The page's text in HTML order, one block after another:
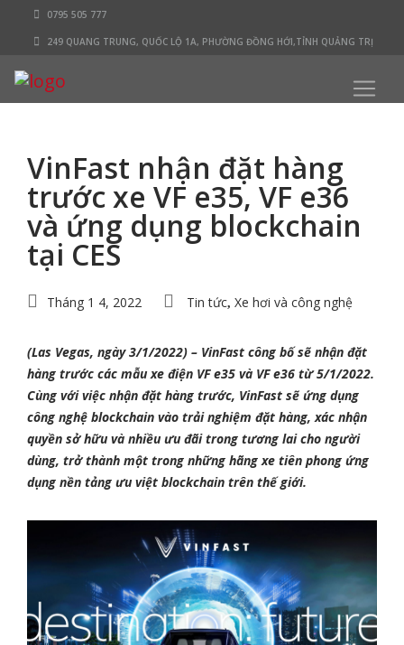
0795 505 777
249 QUANG TRUNG, QUỐC LỘ 1A, PHƯỜNG ĐỒNG HỚI,TỈNH QUẢNG TRỊ
VinFast nhận đặt hàng
trước xe VF e35, VF e36
và ứng dụng blockchain
tại CES
Tháng 1 4, 2022 Tin tức, Xe hơi và công nghệ
(Las Vegas, ngày 3/1/2022) – VinFast công bố sẽ nhận đặt
hàng trước các mẫu xe điện VF e35 và VF e36 từ 5/1/2022.
Cùng với việc nhận đặt hàng trước, VinFast sẽ ứng dụng
công nghệ blockchain vào trải nghiệm đặt hàng, xác nhận
quyền sở hữu và nhiều ưu đãi trong tương lai cho người
dùng, trở thành một trong những hãng xe tiên phong ứng
dụng nền tảng ưu việt blockchain trên thế giới.